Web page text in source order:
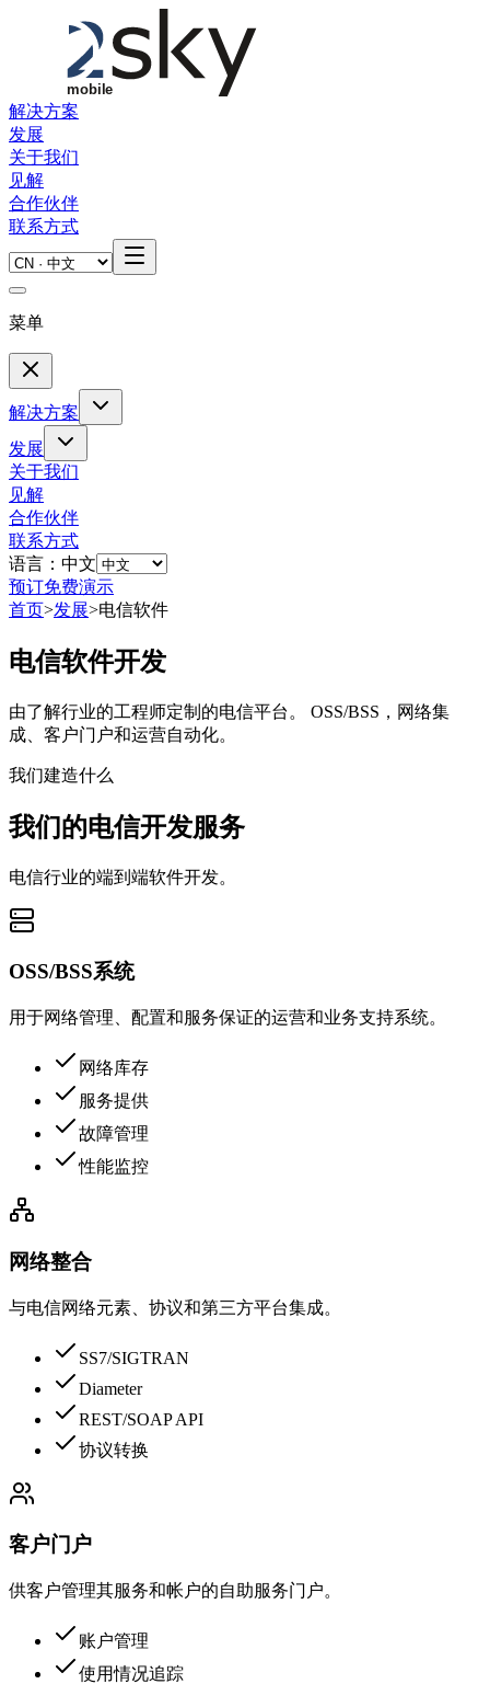
Skip to main content
解决方案
发展
关于我们
见解
合作伙伴
联系方式
菜单
解决方案
发展
关于我们
见解
合作伙伴
联系方式
语言：中文
预订免费演示
首页>发展>电信软件
电信软件开发
由了解行业的工程师定制的电信平台。 OSS/BSS，网络集
成、客户门户和运营自动化。
我们建造什么
我们的电信开发服务
电信行业的端到端软件开发。
OSS/BSS系统
用于网络管理、配置和服务保证的运营和业务支持系统。
网络库存
服务提供
故障管理
性能监控
网络整合
与电信网络元素、协议和第三方平台集成。
SS7/SIGTRAN
Diameter
REST/SOAP API
协议转换
客户门户
供客户管理其服务和帐户的自助服务门户。
账户管理
使用情况追踪